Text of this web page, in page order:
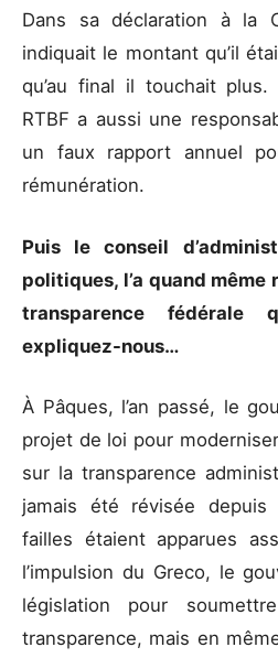
Dans sa déclaration à la
indiquait le montant qu’il
qu’au final il touchait plus.
RTBF a aussi une
un faux rapport annuel
rémunération.
Puis le conseil
politiques, l’a quand même
transparence
expliquez-nous…
À Pâques, l’an passé, le
projet de loi pour
sur la transparence
jamais été révisée
failles étaient apparues
l’impulsion du Greco, le
législation pour
transparence, mais en